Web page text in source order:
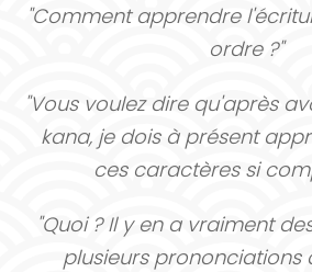
"Comment apprendre
ordre ?"
"Vous voulez dire qu'après
kana, je dois à présent
ces caractères si
"Quoi ? Il y en a vraiment
plusieurs prononciations